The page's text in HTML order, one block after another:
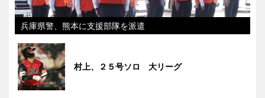
兵庫県警、熊本に支援部隊を派遣
村上、２５号ソロ 大リーグ